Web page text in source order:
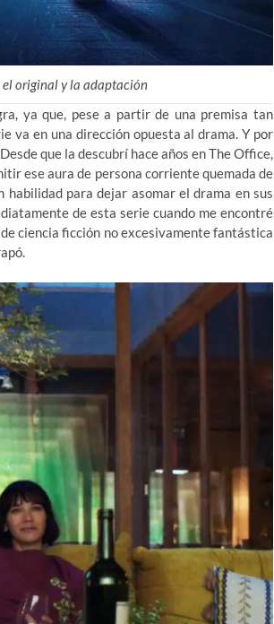
el original y la adaptación
ya que, pese a partir de una premisa tan
va en una dirección opuesta al drama. Y por
que la descubrí hace años en The Office,
ese aura de persona corriente quemada de
para dejar asomar el drama en sus
de esta serie cuando me encontré
ciencia ficción no excesivamente fantástica